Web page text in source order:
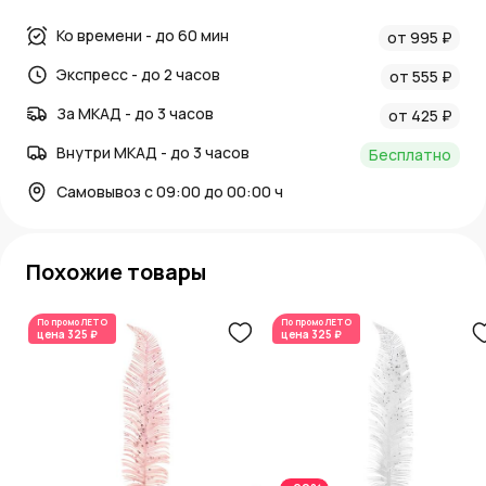
Артикул: HY1993-Y1477
Ко времени - до 60 мин
от 995 ₽
Экспресс - до 2 часов
от 555 ₽
За МКАД - до 3 часов
от 425 ₽
Внутри МКАД - до 3 часов
Бесплатно
Самовывоз с 09:00 до 00:00 ч
Похожие товары
По промоЛЕТО
цена 325 ₽
По промоЛЕТО
цена 325 ₽